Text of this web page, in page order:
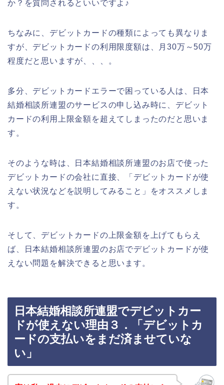
か？を質問されるといいですよ♪
ちなみに、デビットカードの種類によっても異なりま
すが、デビットカードの利用限度額は、月30万～50万
程度だと思いますが、、、。
多分、デビットカードエラーで困っている人は、日本
結婚相談所連盟のサービスの申し込み時に、デビット
カードの利用上限金額を超えてしまったのだと思いま
す。
そのような時は、日本結婚相談所連盟のお店で使った
デビットカードの会社に直接、「デビットカードが使
えない状況などを説明してみること」をオススメしま
す。
そして、デビットカードの上限金額を上げてもらえ
ば、日本結婚相談所連盟のお店でデビットカードが使
えない問題を解決できると思います。
日本結婚相談所連盟でデビットカー
ドが使えない理由３．「デビットカ
ードの支払いをまだ済ませていな
い」